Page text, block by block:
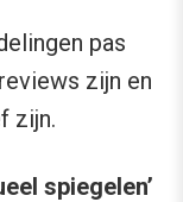
pas
zijn en
zijn.
spiegelen’